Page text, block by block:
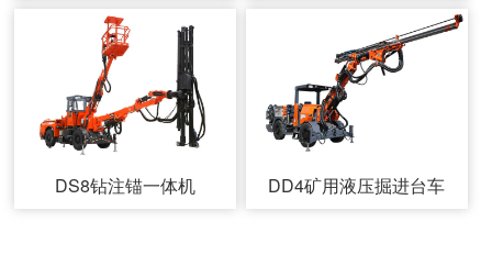
DS8钻注锚一体机 DD4矿用液压掘进台车